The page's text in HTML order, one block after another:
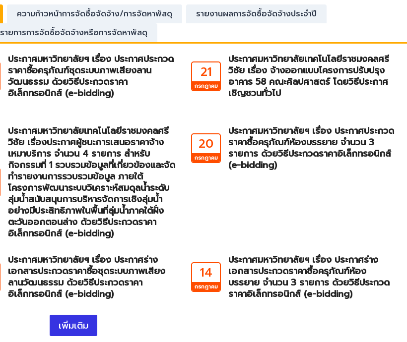
ความก้าวหน้าการจัดซื้อจัดจ้าง/การจัดหาพัสดุ
รายงานผลการจัดซื้อจัดจ้างประจำปี
รายการการจัดซื้อจัดจ้างหรือการจัดหาพัสดุ
ประกาศมหาวิทยาลัยฯ เรื่อง ประกาศประกวด
ราคาซื้อครุภัณฑ์ชุดระบบภาพเสียงลาน
วัฒนธรรม ด้วยวิธีประกวดราคา
อิเล็กทรอนิกส์ (e-bidding)
21
กรกฎาคม
ประกาศมหาวิทยาลัยเทคโนโลยีราชมงคลศรี
วิชัย เรื่อง จ้างออกแบบโครงการปรับปรุง
อาคาร 58 คณะศิลปศาสตร์ โดยวิธีประกาศ
เชิญชวนทั่วไป
ประกาศมหาวิทยาลัยเทคโนโลยีราชมงคลศรี
วิชัย เรื่องประกาศผู้ชนะการเสนอราคาจ้าง
เหมาบริการ จำนวน 4 รายการ สำหรับ
กิจกรรมที่ 1 รวบรวมข้อมูลที่เกี่ยวข้องและจัด
ทำรายงานการรวบรวมข้อมูล ภายใต้
โครงการพัฒนาระบบวิเคราะห์สมดุลน้ำระดับ
ลุ่มน้ำสนับสนุนการบริหารจัดการเชิงลุ่มน้ำ
อย่างมีประสิทธิภาพในพื้นที่ลุ่มน้ำภาคใต้ฝั่ง
ตะวันออกตอนล่าง ด้วยวิธีประกวดราคา
อิเล็กทรอนิกส์ (e-bidding)
20
กรกฎาคม
ประกาศมหาวิทยาลัยฯ เรื่อง ประกาศประกวด
ราคาซื้อครุภัณฑ์ห้องบรรยาย จำนวน 3
รายการ ด้วยวิธีประกวดราคาอิเล็กทรอนิกส์
(e-bidding)
ประกาศมหาวิทยาลัยฯ เรื่อง ประกาศร่าง
เอกสารประกวดราคาซื้อชุดระบบภาพเสียง
ลานวัฒนธรรม ด้วยวิธีประกวดราคา
อิเล็กทรอนิกส์ (e-bidding)
14
กรกฎาคม
ประกาศมหาวิทยาลัยฯ เรื่อง ประกาศร่าง
เอกสารประกวดราคาซื้อครุภัณฑ์ห้อง
บรรยาย จำนวน 3 รายการ ด้วยวิธีประกวด
ราคาอิเล็กทรอนิกส์ (e-bidding)
เพิ่มเติม